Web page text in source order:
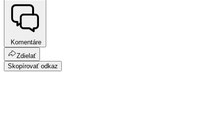
Komentáre
Zdielať
Skopírovať odkaz